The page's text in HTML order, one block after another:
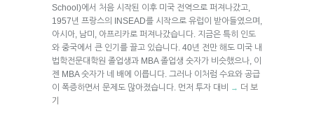
School)에서 처음 시작된 이후 미국 전역으로 퍼져나갔고,
1957년 프랑스의 INSEAD를 시작으로 유럽이 받아들였으며,
아시아, 남미, 아프리카로 퍼져나갔습니다. 지금은 특히 인도
와 중국에서 큰 인기를 끌고 있습니다. 40년 전만 해도 미국 내
법학전문대학원 졸업생과 MBA 졸업생 숫자가 비슷했으나, 이
젠 MBA 숫자가 네 배에 이릅니다. 그러나 이처럼 수요와 공급
이 폭증하면서 문제도 많아졌습니다. 먼저 투자 대비
→ 더 보
기